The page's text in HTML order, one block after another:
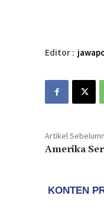
Editor :
Artikel
Amerika